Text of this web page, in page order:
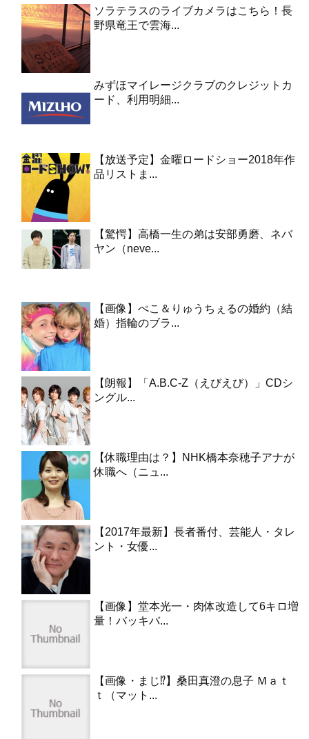
ソラテラスのライブカメラはこちら！長
野県竜王で雲海...
みずほマイレージクラブのクレジットカ
ード、利用明細...
【放送予定】金曜ロードショー2018年作
品リストま...
【驚愕】高橋一生の弟は安部勇磨、ネバ
ヤン（neve...
【画像】ぺこ＆りゅうちぇるの婚約（結
婚）指輪のブラ...
【朗報】「A.B.C-Z（えびえび）」CDシ
ングル...
【休職理由は？】NHK橋本奈穂子アナが
休職へ（ニュ...
【2017年最新】長者番付、芸能人・タレ
ント・女優...
【画像】堂本光一・肉体改造して6キロ増
量！バッキバ...
【画像・まじ⁉︎】桑田真澄の息子 Ｍａｔ
ｔ（マット...